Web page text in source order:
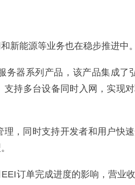
新能源等业务也在稳步推进中。
务器系列产品，该产品集成了
持多台设备同时入网，实现
，同时支持开发者和用户快
订单完成进度的影响，营业